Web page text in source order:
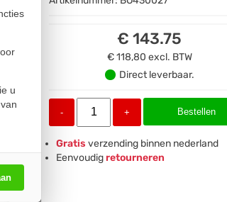
u
€ 143.75
€ 118,80 excl. BTW
Direct leverbaar.
- + Bestellen
Gratis verzending binnen nederland
Eenvoudigretourneren